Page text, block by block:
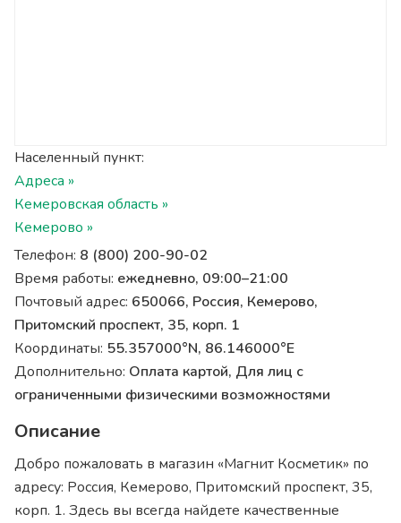
Населенный пункт:
Адреса »
Кемеровская область »
Кемерово »
Телефон: 8 (800) 200-90-02
Время работы: ежедневно, 09:00–21:00
Почтовый адрес: 650066, Россия, Кемерово,
Притомский проспект, 35, корп. 1
Координаты: 55.357000°N, 86.146000°E
Дополнительно: Оплата картой, Для лиц с
ограниченными физическими возможностями
Описание
Добро пожаловать в магазин «Магнит Косметик» по
адресу: Россия, Кемерово, Притомский проспект, 35,
корп. 1. Здесь вы всегда найдете качественные